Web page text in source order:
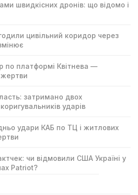
швидкісних дронів: що відомо і
цивільний коридор через
по платформі Квітнева —
затримано двох
ударів
удари КАБ по ТЦ і житлових
чи відмовили США Україні у
Patriot?